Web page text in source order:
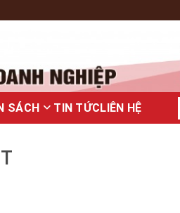
SÁCH TIN TỨCLIÊN HỆ